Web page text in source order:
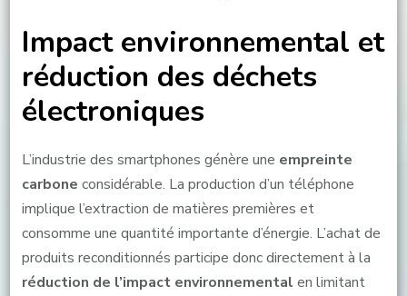
Impact environnemental et
réduction des déchets
électroniques
L’industrie des smartphones génère une empreinte
carbone considérable. La production d’un téléphone
implique l’extraction de matières premières et
consomme une quantité importante d’énergie. L’achat de
produits reconditionnés participe donc directement à la
réduction de l’impact environnemental en limitant